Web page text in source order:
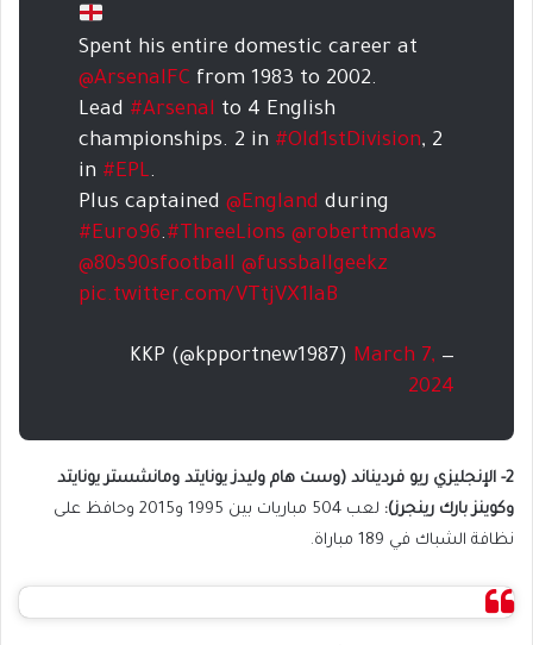
Spent his entire domestic career at
@ArsenalFC from 1983 to 2002.
Lead #Arsenal to 4 English
championships. 2 in #Old1stDivision, 2
in #EPL.
Plus captained @England during
#Euro96.#ThreeLions @robertmdaws
@80s90sfootball @fussballgeekz
pic.twitter.com/VTtjVX1laB
— KKP (@kpportnew1987)
March 7,
2024
2- الإنجليزي ريو فرديناند (وست هام وليدز يونايتد ومانشستر يونايتد
وكوينز بارك رينجرز):
لعب 504 مباريات بين 1995 و2015 وحافظ على
نظافة الشباك في 189 مباراة.